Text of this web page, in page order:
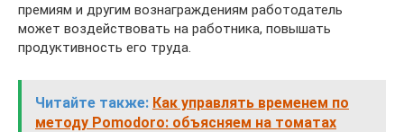
премиям и другим вознаграждениям работодатель
может воздействовать на работника, повышать
продуктивность его труда.
Читайте также: Как управлять временем по
методу Pomodoro: объясняем на томатах